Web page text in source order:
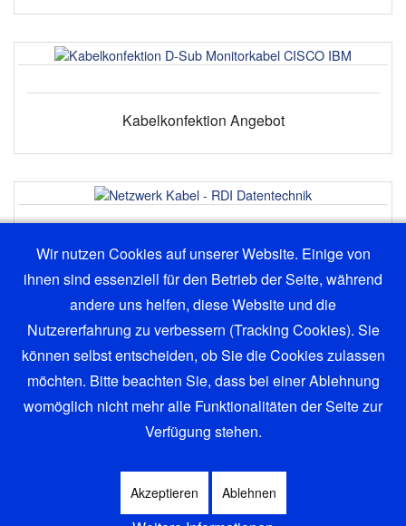
Kabelkonfektion Angebot
Netzwerk Angebot
©® 2026 RDI - Datentechnik | Alle Rechte vorbehalten | RDI ®
Wir nutzen Cookies auf unserer Website. Einige von
ihnen sind essenziell für den Betrieb der Seite, während
andere uns helfen, diese Website und die
Nutzererfahrung zu verbessern (Tracking Cookies). Sie
können selbst entscheiden, ob Sie die Cookies zulassen
möchten. Bitte beachten Sie, dass bei einer Ablehnung
womöglich nicht mehr alle Funktionalitäten der Seite zur
Verfügung stehen.
Akzeptieren Ablehnen